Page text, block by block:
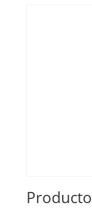
Producto